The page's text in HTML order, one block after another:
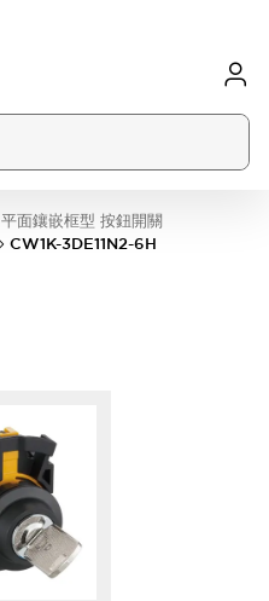
平面鑲嵌框型 按鈕開關
CW1K-3DE11N2-6H